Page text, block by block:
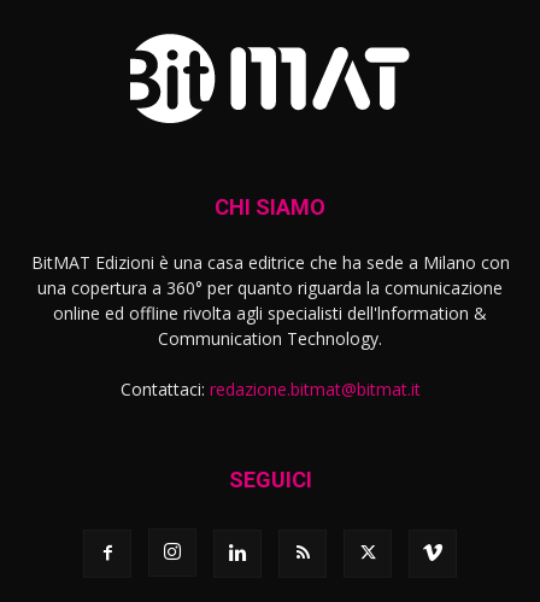
CHI SIAMO
BitMAT Edizioni è una casa editrice che ha sede a Milano con
una copertura a 360° per quanto riguarda la comunicazione
online ed offline rivolta agli specialisti dell'lnformation &
Communication Technology.
Contattaci: redazione.bitmat@bitmat.it
SEGUICI